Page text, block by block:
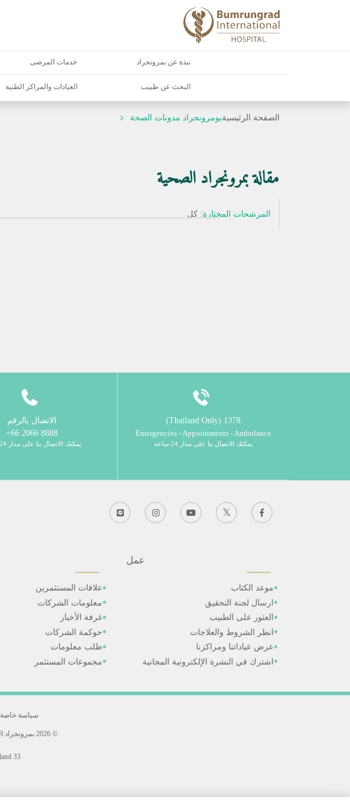
نبذة عن بمرونجراد خدمات المرضى
البحث عن طبيب العيادات والمراكز الطبية
الصفحة الرئيسيةبومرونجراد مدونات الصحة
مقالة بمرونجراد الصحية
المرشحات المختارة: كل
1378 (Thailand Only)
Emergencies - Appointments - Ambulance
يمكنك الاتصال بنا على مدار 24 ساعة
الاتصال بالرقم
8888 2066 66+
يمكنك الاتصال بنا على مدار 24 ساعة
عمل
موعد الكتاب
ارسال لجنة التحقيق
العثور على الطبيب
انظر الشروط والعلاجات
عرض عياداتنا ومراكزنا
اشترك في النشرة الإلكترونية المجانية
علاقات المستثمرين
معلومات الشركات
غرفة الأخبار
حوكمة الشركات
طلب معلومات
مجموعات المستثمر
سياسة خاصة
© 2026 بمرونجراد الدولي
33 Sukhumvit 3, Wattana, Bangkok 10110 Thailand.